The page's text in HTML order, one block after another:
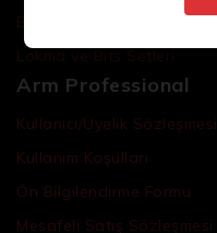
Batarya ve Adaptörler
Lokma ve Bits Setleri
Arm Professional
Kullanıcı/Üyelik Sözleşmesi
Kullanım Koşulları
Ön Bilgilendirme Formu
Mesafeli Satış Sözleşmesi